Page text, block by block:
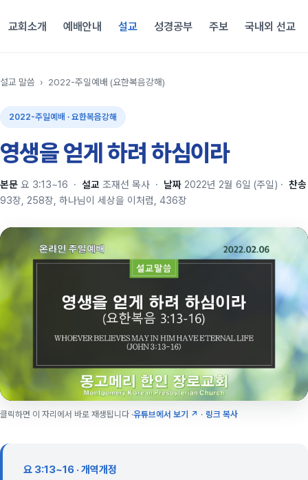
교회소개 예배안내 설교 성경공부 주보 국내외 선교
설교 말씀 › 2022-주일예배 (요한복음강해)
2022-주일예배 · 요한복음강해
영생을 얻게 하려 하심이라
본문 요 3:13~16 · 설교 조재선 목사 · 날짜 2022년 2월 6일 (주일) · 찬송
93장, 258장, 하나님이 세상을 이처럼, 436장
클릭하면 이 자리에서 바로 재생됩니다 ·유튜브에서 보기 ↗ · 링크 복사
요 3:13~16 · 개역개정